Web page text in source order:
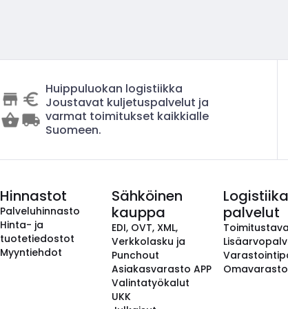
Huippuluokan logistiikka
Joustavat kuljetuspalvelut ja
varmat toimitukset kaikkialle
Suomeen.
Hinnastot
Palveluhinnasto
Hinta- ja
tuotetiedostot
Myyntiehdot
Sähköinen
kauppa
EDI, OVT, XML,
Verkkolasku ja
Punchout
Asiakasvarasto APP
Valintatyökalut
UKK
palvelut
Omavarasto